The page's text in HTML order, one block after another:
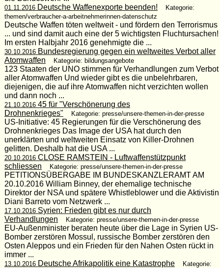
01.11.2016Deutsche Waffenexporte beenden!
Kategorie:
themen/verbraucher-a-arbeitnehmerinnen-datenschutz
Deutsche Waffen töten weltweit - und fördern den Terrorismus
... und sind damit auch eine der 5 wichtigsten Fluchtursachen!
Im ersten Halbjahr 2016 genehmigte die ...
30.10.2016Bundesregierung gegen ein weltweites Verbot aller
Atomwaffen
Kategorie: bildungsangebote
123 Staaten der UNO stimmen für Verhandlungen zum Verbot
aller Atomwaffen Und wieder gibt es die unbelehrbaren,
diejenigen, die auf ihre Atomwaffen nicht verzichten wollen
und dann noch ...
21.10.201645 für "Verschönerung des
Drohnenkrieges"
Kategorie: presse/unsere-themen-in-der-presse
US-Initiative: 45 Regierungen für die Verschönerung des
Drohnenkrieges Das Image der USA hat durch den
unerklärten und weltweiten Einsatz von Killer-Drohnen
gelitten. Deshalb hat die USA ...
20.10.2016CLOSE RAMSTEIN - Luftwaffenstützpunkt
schliessen
Kategorie: presse/unsere-themen-in-der-presse
PETITIONSÜBERGABE IM BUNDESKANZLERAMT AM
20.10.2016 William Binney, der ehemalige technische
Direktor der NSA und spätere Whistleblower und die Aktivistin
Diani Barreto vom Netzwerk ...
17.10.2016Syrien: Frieden gibt es nur durch
Verhandlungen
Kategorie: presse/unsere-themen-in-der-presse
EU-Außenminister beraten heute über die Lage in Syrien US-
Bomber zerstören Mossul, russische Bomber zerstören den
Osten Aleppos und ein Frieden für den Nahen Osten rückt in
immer ...
13.10.2016Deutsche Afrikapolitik eine Katastrophe
Kategorie: